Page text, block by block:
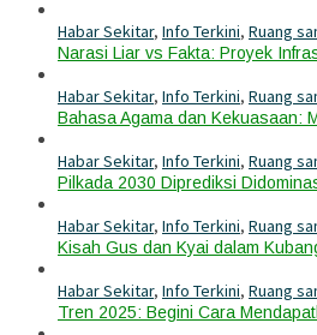
Habar Sekitar, Info Terkini, Ruang
Narasi Liar vs Fakta: Proyek
Habar Sekitar, Info Terkini, Ruang
Bahasa Agama dan Kekuasaan:
Habar Sekitar, Info Terkini, Ruang
Pilkada 2030 Diprediksi
Habar Sekitar, Info Terkini, Ruang
Kisah Gus dan Kyai dalam
Habar Sekitar, Info Terkini, Ruang
Tren 2025: Begini Cara